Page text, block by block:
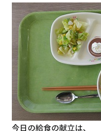
今日の給食の献立は、